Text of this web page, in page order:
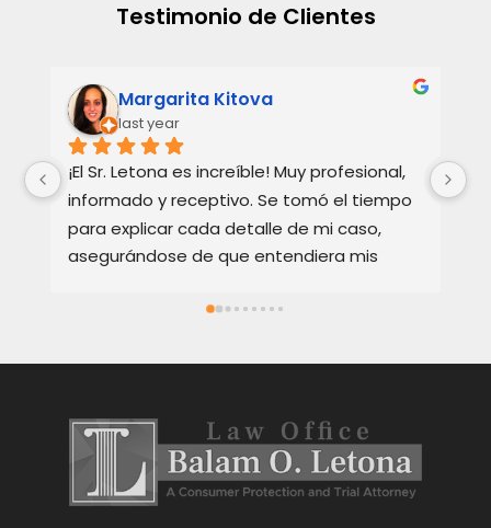
Testimonio de Clientes
Margarita Kitova
last year
¡El Sr. Letona es increíble! Muy profesional,
informado y receptivo. Se tomó el tiempo
para explicar cada detalle de mi caso,
asegurándose de que entendiera mis